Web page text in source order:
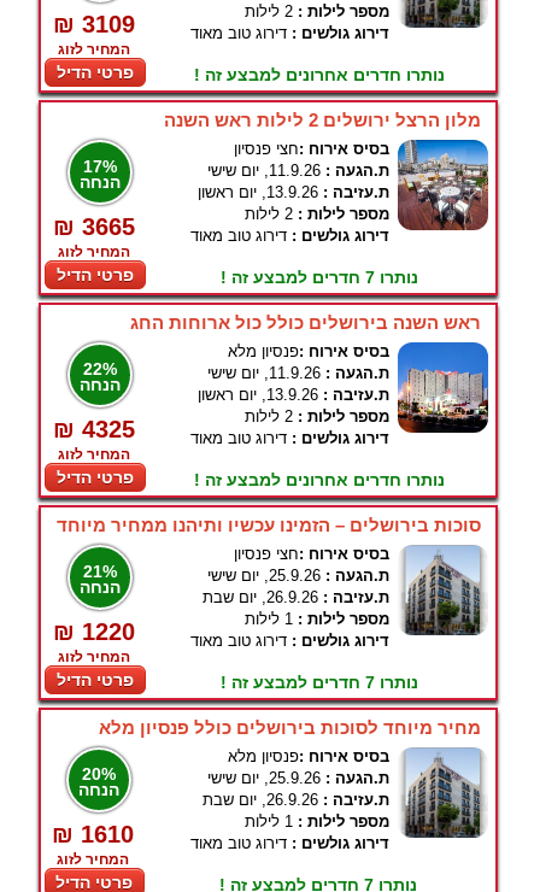
₪ 3109
המחיר לזוג
פרטי הדיל
מספר לילות : 2 לילות
דירוג גולשים : דירוג טוב מאוד
נותרו חדרים אחרונים למבצע זה !
מלון הרצל ירושלים 2 לילות ראש השנה
17%
הנחה
₪ 3665
המחיר לזוג
פרטי הדיל
בסיס אירוח :חצי פנסיון
ת.הגעה : 11.9.26, יום שישי
ת.עזיבה : 13.9.26, יום ראשון
מספר לילות : 2 לילות
דירוג גולשים : דירוג טוב מאוד
נותרו 7 חדרים למבצע זה !
ראש השנה בירושלים כולל כול ארוחות החג
22%
הנחה
₪ 4325
המחיר לזוג
פרטי הדיל
בסיס אירוח :פנסיון מלא
ת.הגעה : 11.9.26, יום שישי
ת.עזיבה : 13.9.26, יום ראשון
מספר לילות : 2 לילות
דירוג גולשים : דירוג טוב מאוד
נותרו חדרים אחרונים למבצע זה !
סוכות בירושלים – הזמינו עכשיו ותיהנו ממחיר מיוחד
21%
הנחה
₪ 1220
המחיר לזוג
פרטי הדיל
בסיס אירוח :חצי פנסיון
ת.הגעה : 25.9.26, יום שישי
ת.עזיבה : 26.9.26, יום שבת
מספר לילות : 1 לילות
דירוג גולשים : דירוג טוב מאוד
נותרו 7 חדרים למבצע זה !
מחיר מיוחד לסוכות בירושלים כולל פנסיון מלא
20%
הנחה
₪ 1610
המחיר לזוג
פרטי הדיל
בסיס אירוח :פנסיון מלא
ת.הגעה : 25.9.26, יום שישי
ת.עזיבה : 26.9.26, יום שבת
מספר לילות : 1 לילות
דירוג גולשים : דירוג טוב מאוד
נותרו 7 חדרים למבצע זה !